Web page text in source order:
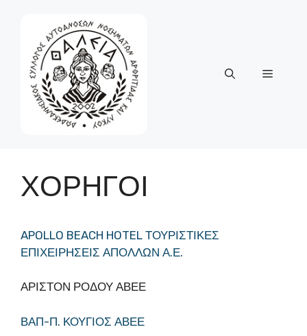
περιεχόμενο
Μενού
ΧΟΡΗΓΟΙ
APOLLO BEACH HOTEL ΤΟΥΡΙΣΤΙΚΕΣ
ΕΠΙΧΕΙΡΗΣΕΙΣ ΑΠΟΛΛΩΝ Α.Ε.
ΑΡΙΣΤΟΝ ΡΟΔΟΥ ΑΒΕΕ
ΒΑΠ-Π. ΚΟΥΓΙΟΣ ΑΒΕΕ